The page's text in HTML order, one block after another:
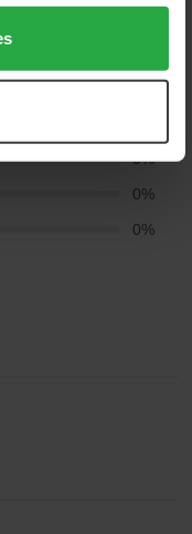
du alla cookies,
användningen av
ditt samtycke.
86%
0%
0%
0%